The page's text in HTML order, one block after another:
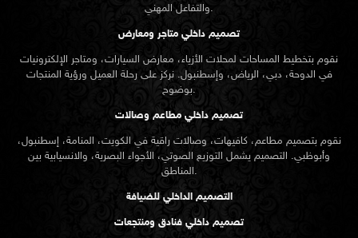
والتفاعل المهني.
تصميم داخلي متاجر ومعارض
نقوم بتخطيط المساحات لمحلات الأزياء، معارض السيارات، ومتاجر الإلكترونيات
في الدوحة، دبي، الرياض، وإسطنبول. نركز على رحلة العميل ورؤية المنتجات
بوضوح.
تصميم داخلي مطاعم وصالات
نقوم بتصميم مطاعم، كافيهات، وصالات راقية في الكويت، المنامة، إسطنبول،
وأبوظبي. التصميم يشمل التوزيع الصوتي، الأجواء البصرية، والانسيابية بين
المناطق.
التصميم الداخلي للضيافة
تصميم داخلي فنادق ومنتجعات